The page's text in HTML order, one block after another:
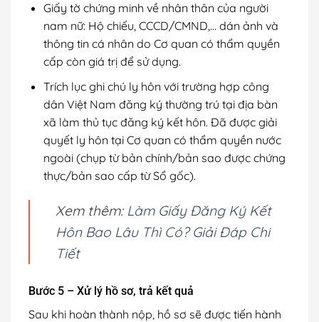
Giấy tờ chứng minh về nhân thân của người
nam nữ: Hộ chiếu, CCCD/CMND,… dán ảnh và
thông tin cá nhân do Cơ quan có thẩm quyền
cấp còn giá trị để sử dụng.
Trích lục ghi chú ly hôn với trường hợp công
dân Việt Nam đăng ký thường trú tại địa bàn
xã làm thủ tục đăng ký kết hôn. Đã được giải
quyết ly hôn tại Cơ quan có thẩm quyền nước
ngoài (chụp từ bản chính/bản sao được chứng
thực/bản sao cấp từ Sổ gốc).
Xem thêm: Làm Giấy Đăng Ký Kết
Hôn Bao Lâu Thì Có? Giải Đáp Chi
Tiết
Bước 5 – Xử lý hồ sơ, trả kết quả
Sau khi hoàn thành nộp, hồ sơ sẽ được tiến hành